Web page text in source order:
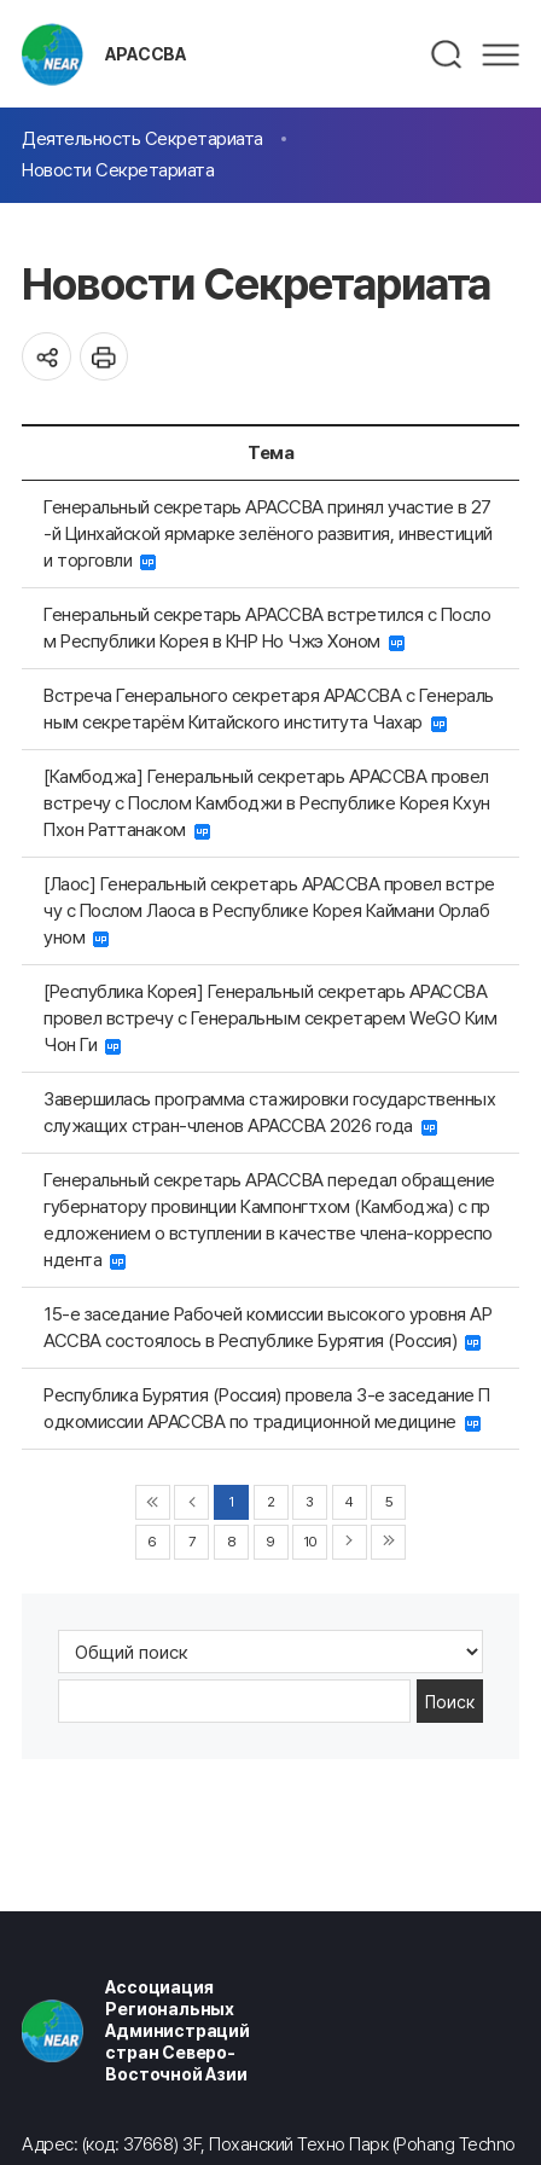
АРАССВА
Деятельность Секретариата
Новости Секретариата
Новости Секретариата
Тема
Генеральный секретарь АРАССВА принял участие в 27
-й Цинхайской ярмарке зелёного развития, инвестиций
и торговли
Генеральный секретарь АРАССВА встретился с Посло
м Республики Корея в КНР Но Чжэ Хоном
Встреча Генерального секретаря АРАССВА с Генераль
ным секретарём Китайского института Чахар
[Камбоджа] Генеральный секретарь АРАССВА провел
встречу с Послом Камбоджи в Республике Корея Кхун
Пхон Раттанаком
[Лаос] Генеральный секретарь АРАССВА провел встре
чу с Послом Лаоса в Республике Корея Каймани Орлаб
уном
[Республика Корея] Генеральный секретарь АРАССВА
провел встречу с Генеральным секретарем WeGO Ким
Чон Ги
Завершилась программа стажировки государственных
служащих стран-членов АРАССВА 2026 года
Генеральный секретарь АРАССВА передал обращение
губернатору провинции Кампонгтхом (Камбоджа) с пр
едложением о вступлении в качестве члена-корреспо
ндента
15-е заседание Рабочей комиссии высокого уровня АР
АССВА состоялось в Республике Бурятия (Россия)
Республика Бурятия (Россия) провела 3-е заседание П
одкомиссии АРАССВА по традиционной медицине
1 2 3 4 5
6 7 8 9 10
Поиск
Ассоциация
Региональных
Администраций
стран Северо-
Восточной Азии
Адрес: (код: 37668) 3F, Поханский Техно Парк (Pohang Techno